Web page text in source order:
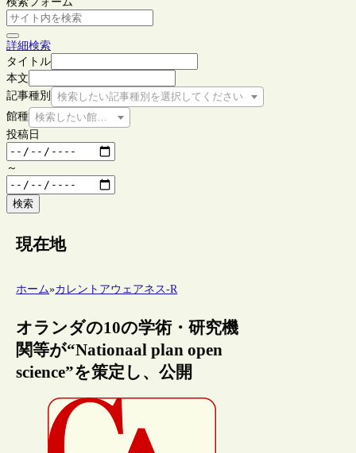
詳細検索
タイトル
本文
記事種別
検索したい記事種別を選択してください
館種 検索したい館種を選択してください
投稿日
～
検索
現在地
ホーム»カレントアウェアネス-R
オランダの10の学術・研究機
関等が“Nationaal plan open
science”を策定し、公開